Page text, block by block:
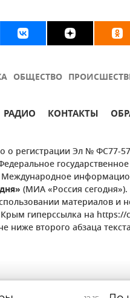
ОБЩЕСТВО
РАДИО КОНТАКТЫ
о регистрации Эл № ФС77-
(МИА «Россия сегодня»).
материалов и
гиперссылка на https://
ниже второго абзаца